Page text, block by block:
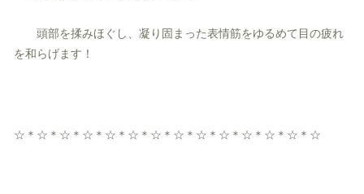
頭部を揉みほぐし、 凝り固まった表情筋をゆるめて目の疲れ
を和らげます！
☆＊☆＊☆＊☆＊☆＊☆＊☆＊☆＊☆＊☆＊☆＊☆＊☆＊☆